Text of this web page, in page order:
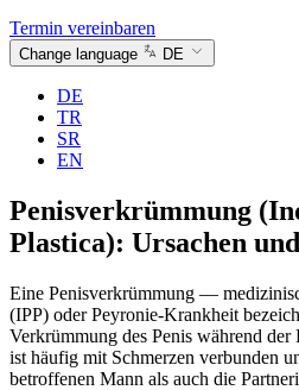
Termin vereinbaren
Change language DE
DE
TR
SR
EN
Penisverkrümmung
Plastica): Ursachen
Eine Penisverkrümmung —
(IPP) oder Peyronie-Krankheit
Verkrümmung des Penis während
ist häufig mit Schmerzen verbunden
betroffenen Mann als auch die